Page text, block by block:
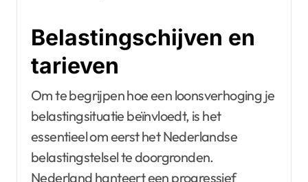
Belastingschijven en
tarieven
Om te begrijpen hoe een loonsverhoging je
belastingsituatie beïnvloedt, is het
essentieel om eerst het Nederlandse
belastingstelsel te doorgronden.
Nederland hanteert een progressief